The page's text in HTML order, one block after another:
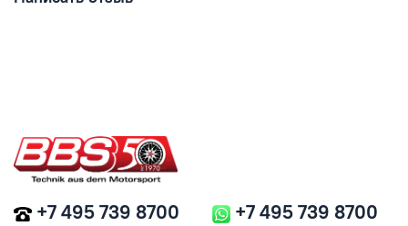
+7 495 739 8700 +7 495 739 8700